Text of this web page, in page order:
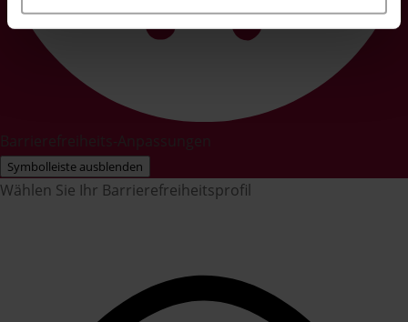
Symbolleiste ausblenden
Wählen Sie Ihr Barrierefreiheitsprofil